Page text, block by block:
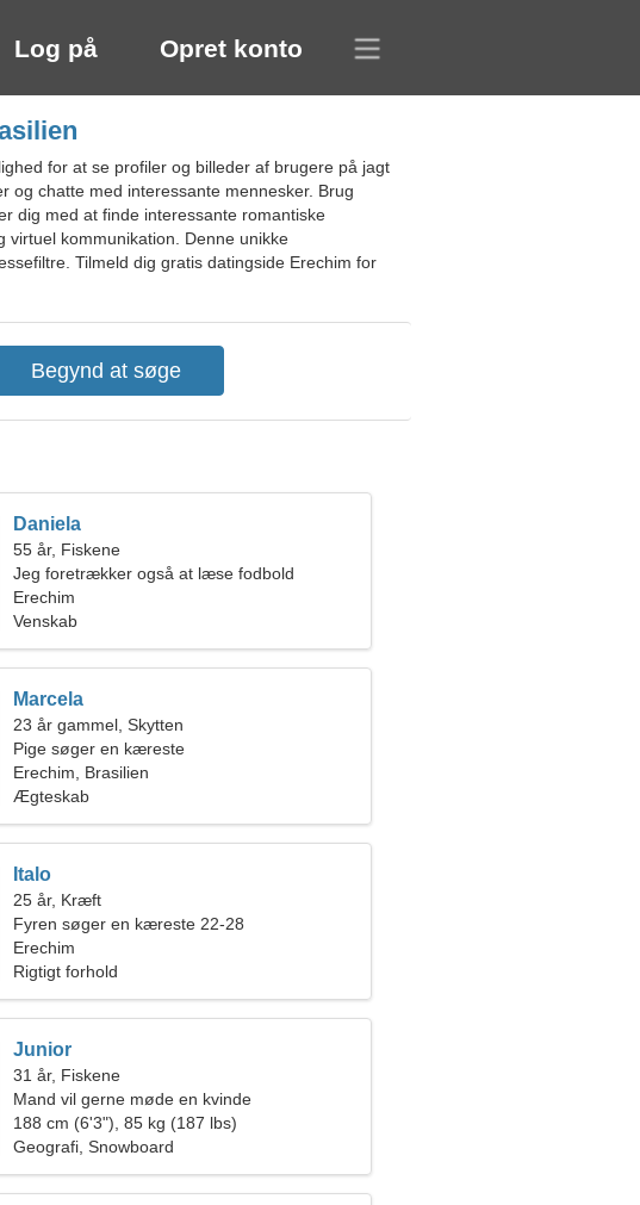
Log på Opret konto
for at se profiler og billeder af brugere på jagt
og chatte med interessante mennesker. Brug
dig med at finde interessante romantiske
kommunikation. Denne unikke
Tilmeld dig gratis datingside Erechim for
Daniela
55 år, Fiskene
Jeg foretrækker også at læse fodbold
Erechim
Venskab
Marcela
23 år gammel, Skytten
Pige søger en kæreste
Erechim, Brasilien
Ægteskab
Italo
25 år, Kræft
Fyren søger en kæreste 22-28
Erechim
Rigtigt forhold
Junior
31 år, Fiskene
Mand vil gerne møde en kvinde
188 cm (6'3"), 85 kg (187 lbs)
Geografi, Snowboard